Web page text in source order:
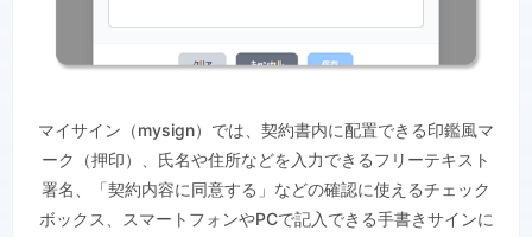
マイサイン（mysign）では、契約書内に配置できる印鑑風マ
ーク（押印）、氏名や住所などを入力できるフリーテキスト
署名、「契約内容に同意する」などの確認に使えるチェック
ボックス、スマートフォンやPCで記入できる手書きサインに